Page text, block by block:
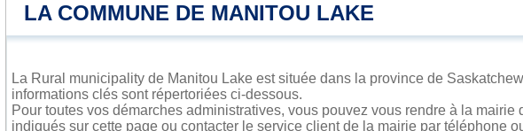
LA COMMUNE DE MANITOU LAKE
La Rural municipality de Manitou Lake est située dans la province de
informations clés sont répertoriées ci-dessous.
Pour toutes vos démarches administratives, vous pouvez vous rendre à la
indiqués sur cette page ou contacter le service client de la mairie par téléphone